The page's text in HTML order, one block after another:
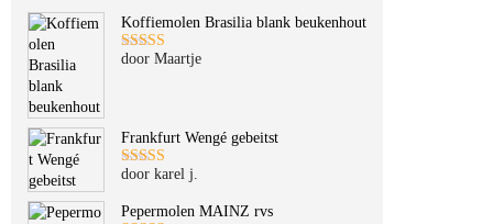
Koffiemolen Brasilia blank beukenhout
Gewaardeerd
door Maartje
Frankfurt Wengé gebeitst
Gewaardeerd
door karel j.
Pepermolen MAINZ rvs